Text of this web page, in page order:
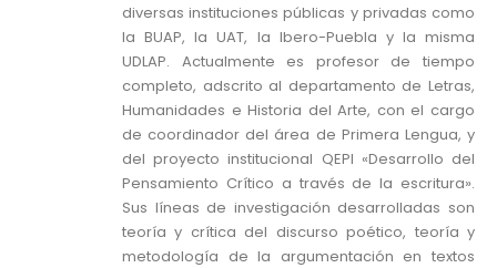
diversas instituciones públicas y privadas como
la BUAP, la UAT, la Ibero-Puebla y la misma
UDLAP. Actualmente es profesor de tiempo
completo, adscrito al departamento de Letras,
Humanidades e Historia del Arte, con el cargo
de coordinador del área de Primera Lengua, y
del proyecto institucional QEPI «Desarrollo del
Pensamiento Crítico a través de la escritura».
Sus líneas de investigación desarrolladas son
teoría y crítica del discurso poético, teoría y
metodología de la argumentación en textos